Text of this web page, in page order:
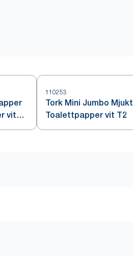
vit
110253
Tork Mini Jumbo Mjukt
Toalettpapper vit T2